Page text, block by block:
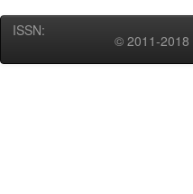
ISSN:
© 2011-2018